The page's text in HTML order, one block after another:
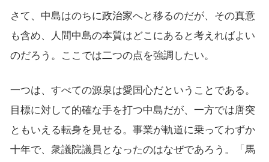
さて、中島はのちに政治家へと移るのだが、その真意
も含め、人間中島の本質はどこにあると考えればよい
のだろう。ここでは二つの点を強調したい。
一つは、すべての源泉は愛国心だということである。
目標に対して的確な手を打つ中島だが、一方では唐突
ともいえる転身を見せる。事業が軌道に乗ってわずか
十年で、衆議院議員となったのはなぜであろう。「馬